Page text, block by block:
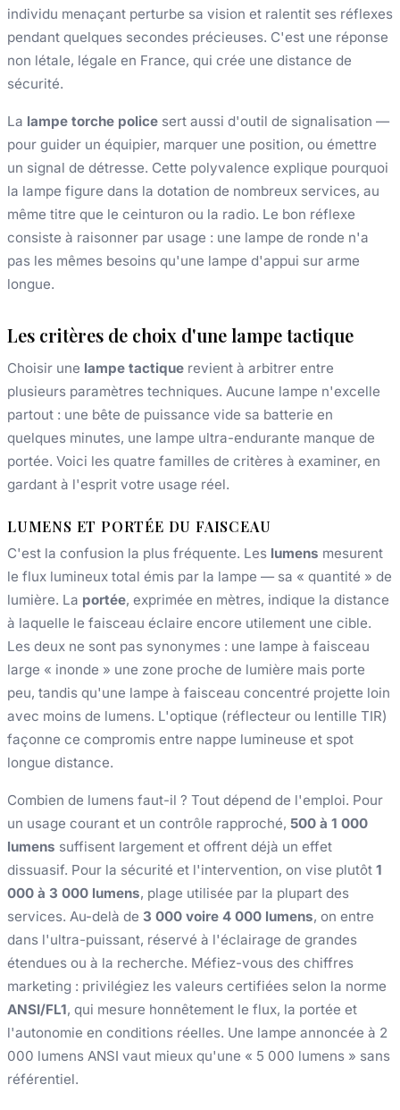
individu menaçant perturbe sa vision et ralentit ses réflexes
pendant quelques secondes précieuses. C'est une réponse
non létale, légale en France, qui crée une distance de
sécurité.
La lampe torche police sert aussi d'outil de signalisation —
pour guider un équipier, marquer une position, ou émettre
un signal de détresse. Cette polyvalence explique pourquoi
la lampe figure dans la dotation de nombreux services, au
même titre que le ceinturon ou la radio. Le bon réflexe
consiste à raisonner par usage : une lampe de ronde n'a
pas les mêmes besoins qu'une lampe d'appui sur arme
longue.
Les critères de choix d'une lampe tactique
Choisir une lampe tactique revient à arbitrer entre
plusieurs paramètres techniques. Aucune lampe n'excelle
partout : une bête de puissance vide sa batterie en
quelques minutes, une lampe ultra-endurante manque de
portée. Voici les quatre familles de critères à examiner, en
gardant à l'esprit votre usage réel.
LUMENS ET PORTÉE DU FAISCEAU
C'est la confusion la plus fréquente. Les lumens mesurent
le flux lumineux total émis par la lampe — sa « quantité » de
lumière. La portée, exprimée en mètres, indique la distance
à laquelle le faisceau éclaire encore utilement une cible.
Les deux ne sont pas synonymes : une lampe à faisceau
large « inonde » une zone proche de lumière mais porte
peu, tandis qu'une lampe à faisceau concentré projette loin
avec moins de lumens. L'optique (réflecteur ou lentille TIR)
façonne ce compromis entre nappe lumineuse et spot
longue distance.
Combien de lumens faut-il ? Tout dépend de l'emploi. Pour
un usage courant et un contrôle rapproché, 500 à 1 000
lumens suffisent largement et offrent déjà un effet
dissuasif. Pour la sécurité et l'intervention, on vise plutôt 1
000 à 3 000 lumens, plage utilisée par la plupart des
services. Au-delà de 3 000 voire 4 000 lumens, on entre
dans l'ultra-puissant, réservé à l'éclairage de grandes
étendues ou à la recherche. Méfiez-vous des chiffres
marketing : privilégiez les valeurs certifiées selon la norme
ANSI/FL1, qui mesure honnêtement le flux, la portée et
l'autonomie en conditions réelles. Une lampe annoncée à 2
000 lumens ANSI vaut mieux qu'une « 5 000 lumens » sans
référentiel.